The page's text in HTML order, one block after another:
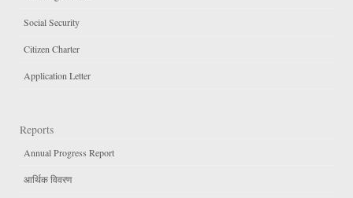
Social Security
Citizen Charter
Application Letter
Reports
Annual Progress Report
आर्थिक विवरण